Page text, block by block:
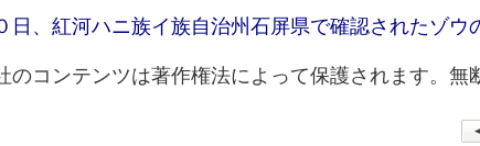
日、紅河ハニ族イ族自治州石屏県で確認されたゾウ
のコンテンツは著作権法によって保護されます。無